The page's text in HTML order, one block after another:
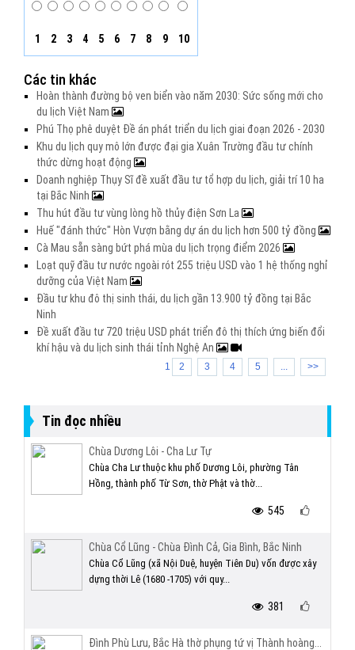
1 2 3 4 5 6 7 8 9 10
Các tin khác
Hoàn thành đường bộ ven biển vào năm 2030: Sức sống mới cho
du lịch Việt Nam
Phú Thọ phê duyệt Đề án phát triển du lịch giai đoạn 2026 - 2030
Khu du lịch quy mô lớn được đại gia Xuân Trường đầu tư chính
thức dừng hoạt động
Doanh nghiệp Thụy Sĩ đề xuất đầu tư tổ hợp du lịch, giải trí 10 ha
tại Bắc Ninh
Thu hút đầu tư vùng lòng hồ thủy điện Sơn La
Huế "đánh thức" Hòn Vượn bằng dự án du lịch hơn 500 tỷ đồng
Cà Mau sẵn sàng bứt phá mùa du lịch trọng điểm 2026
Loạt quỹ đầu tư nước ngoài rót 255 triệu USD vào 1 hệ thống nghỉ
dưỡng của Việt Nam
Đầu tư khu đô thị sinh thái, du lịch gần 13.900 tỷ đồng tại Bắc
Ninh
Đề xuất đầu tư 720 triệu USD phát triển đô thị thích ứng biến đổi
khí hậu và du lịch sinh thái tỉnh Nghệ An
1 2 3 4 5 ... >>
Tin đọc nhiều
Chùa Dương Lôi - Cha Lư Tự
Chùa Cha Lư thuộc khu phố Dương Lôi, phường Tân
Hồng, thành phố Từ Sơn, thờ Phật và thờ...
545
Chùa Cổ Lũng - Chùa Đình Cả, Gia Bình, Bắc Ninh
Chùa Cổ Lũng (xã Nội Duệ, huyện Tiên Du) vốn được xây
dựng thời Lê (1680 -1705) với quy...
381
Đình Phù Lưu, Bắc Hà thờ phụng tứ vị Thành hoàng...